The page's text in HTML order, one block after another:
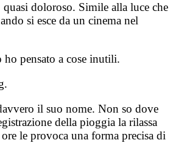
doloroso. Simile alla luce che
si esce da un cinema nel
pensato a cose inutili.
il suo nome. Non so dove
della pioggia la rilassa
le provoca una forma precisa di